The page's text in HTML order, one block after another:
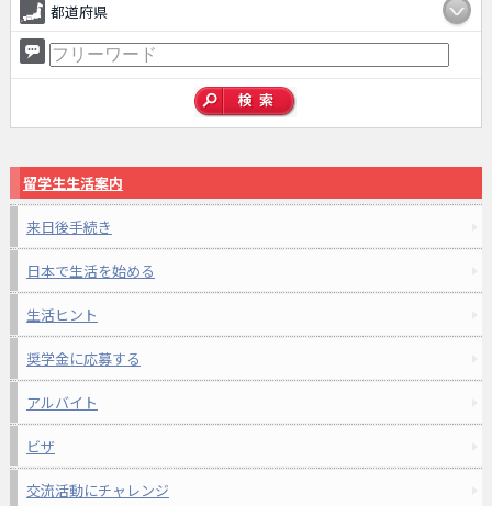
都道府県
留学生生活案内
来日後手続き
日本で生活を始める
生活ヒント
奨学金に応募する
アルバイト
ビザ
交流活動にチャレンジ